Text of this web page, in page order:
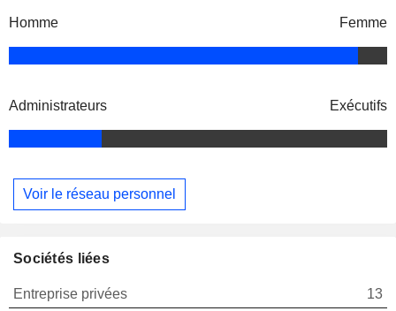
Homme Femme
Administrateurs Exécutifs
Voir le réseau personnel
Sociétés liées
Entreprise privées
13